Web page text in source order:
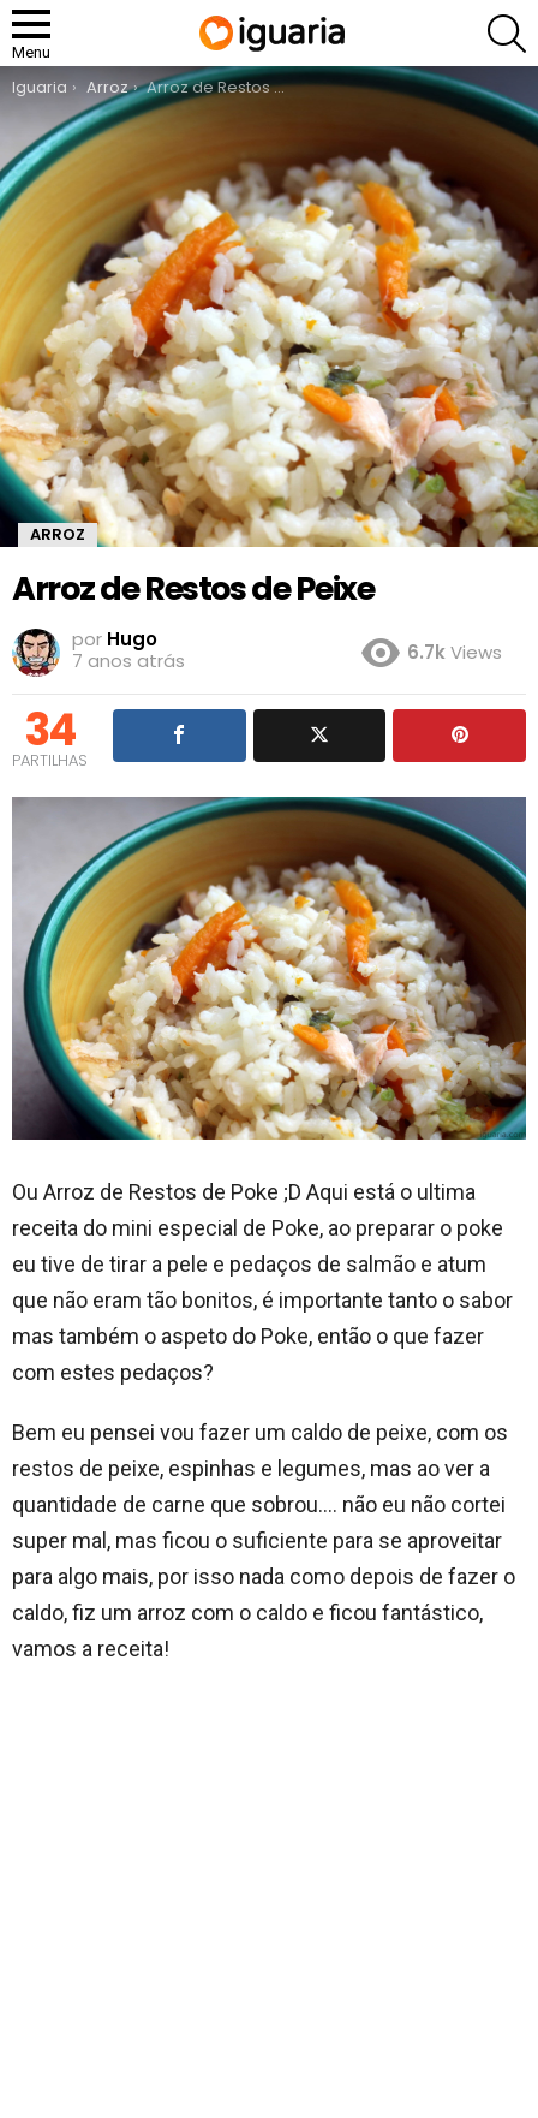
Menu
You are here:
Iguaria Arroz Arroz de Restos de Peixe
ARROZ
Arroz de Restos de Peixe
por Hugo
7 anos atrás
6.7kViews
34
PARTILHAS
Ou Arroz de Restos de Poke ;D Aqui está o ultima
receita do mini especial de Poke, ao preparar o poke
eu tive de tirar a pele e pedaços de salmão e atum
que não eram tão bonitos, é importante tanto o sabor
mas também o aspeto do Poke, então o que fazer
com estes pedaços?
Bem eu pensei vou fazer um caldo de peixe, com os
restos de peixe, espinhas e legumes, mas ao ver a
quantidade de carne que sobrou…. não eu não cortei
super mal, mas ficou o suficiente para se aproveitar
para algo mais, por isso nada como depois de fazer o
caldo, fiz um arroz com o caldo e ficou fantástico,
vamos a receita!